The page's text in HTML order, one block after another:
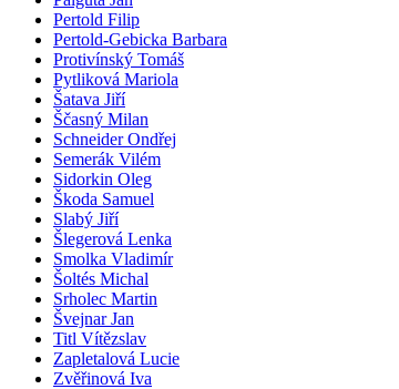
Pertold Filip
Pertold-Gebicka Barbara
Protivínský Tomáš
Pytliková Mariola
Šatava Jiří
Ščasný Milan
Schneider Ondřej
Semerák Vilém
Sidorkin Oleg
Škoda Samuel
Slabý Jiří
Šlegerová Lenka
Smolka Vladimír
Šoltés Michal
Srholec Martin
Švejnar Jan
Titl Vítězslav
Zapletalová Lucie
Zvěřinová Iva